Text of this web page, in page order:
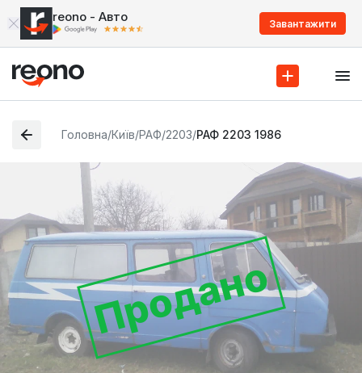
reono - Авто Завантажити
Головна/Київ/РАФ/2203/РАФ 2203 1986
Продано